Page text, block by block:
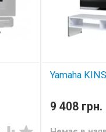
Yamaha
9 408 грн.